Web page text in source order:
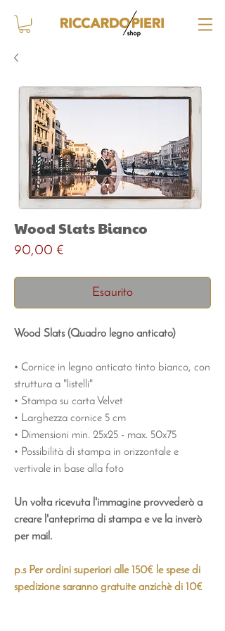
Wood Slats Bianco
90,00 €
Esaurito
Wood Slats (Quadro legno anticato)
• Cornice in legno anticato tinto bianco, con
struttura a "listelli"
• Stampa su carta Velvet
• Larghezza cornice 5 cm
• Dimensioni min. 25x25 - max. 50x75
• Possibilità di stampa in orizzontale e
vertivale in base alla foto
Un volta ricevuta l'immagine provvederò a
creare l'anteprima di stampa e ve la inverò
per mail.
p.s Per ordini superiori alle 150€ le spese di
spedizione saranno gratuite anzichè di 10€